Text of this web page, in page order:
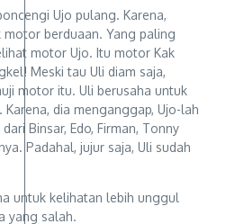
Ujo pulang. Karena,
berduaan. Yang paling
motor Ujo. Itu motor Kak
Meski tau Uli diam saja,
motor itu. Uli berusaha untuk
dia menganggap, Ujo-lah
Binsar, Edo, Firman, Tonny
Padahal, jujur saja, Uli sudah
untuk kelihatan lebih unggul
yang salah.